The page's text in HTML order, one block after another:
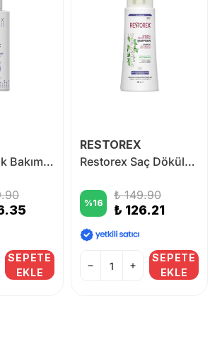
Radix Günlük Bakım Şampuanı 200 ml
SEPETE
EKLE
RESTOREX
Restorex Saç Dökülmesine Karşı Şampuan 500 ml
%16
₺ 149.90
₺ 126.21
SEPETE
EKLE